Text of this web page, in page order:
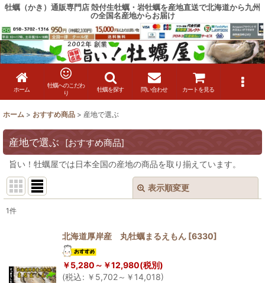
牡蠣（かき）通販専門店 殻付生牡蠣・岩牡蠣を産地直送で北海道から九州
の全国名産地からお届け
ホーム
牡蠣へのこだわ
り
牡蠣を探す 問い合わせ カートを見る
ホーム > おすすめ商品 > 産地で選ぶ
産地で選ぶ [おすすめ商品]
旨い！牡蠣屋では日本全国の産地の商品を取り揃えています。
表示順変更
並び順:
1件
北海道厚岸産 丸牡蠣まるえもん [6330]
￥5,280～ ￥12,980(税別)
(税込: ￥ 5,702～ ￥ 14,018)